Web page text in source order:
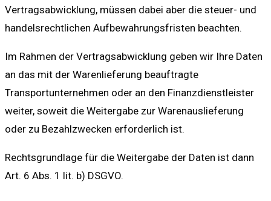
Vertragsabwicklung, müssen dabei aber die steuer- und
handelsrechtlichen Aufbewahrungsfristen beachten.
Im Rahmen der Vertragsabwicklung geben wir Ihre Daten
an das mit der Warenlieferung beauftragte
Transportunternehmen oder an den Finanzdienstleister
weiter, soweit die Weitergabe zur Warenauslieferung
oder zu Bezahlzwecken erforderlich ist.
Rechtsgrundlage für die Weitergabe der Daten ist dann
Art. 6 Abs. 1 lit. b) DSGVO.